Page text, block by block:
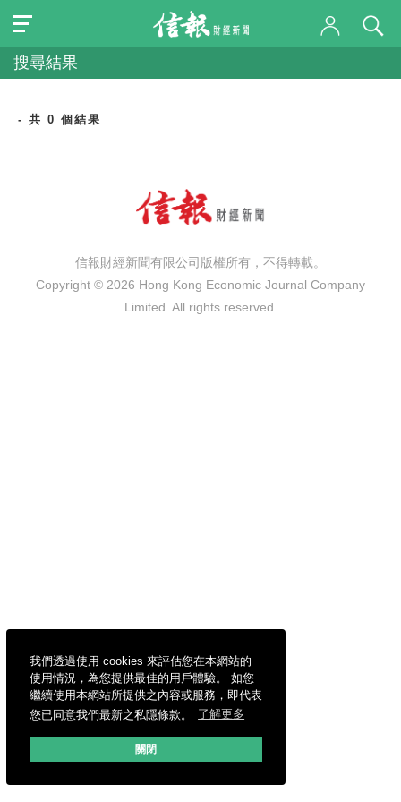
我們透過使用 cookies 來評估您在本網站的
使用情況，為您提供最佳的用戶體驗。 如您
繼續使用本網站所提供之內容或服務，即代表
您已同意我們最新之私隱條款。
了解更多
關閉
搜尋結果
- 共 0 個結果
信報財經新聞有限公司版權所有，不得轉載。
Copyright © 2026 Hong Kong Economic Journal Company
Limited. All rights reserved.